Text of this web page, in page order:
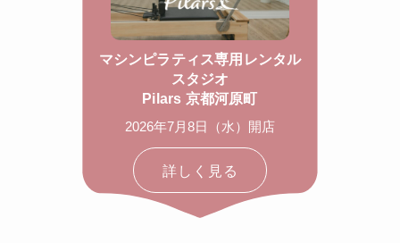
マシンピラティス専用レンタル
スタジオ
Pilars 京都河原町
2026年7月8日（水）開店
詳しく見る